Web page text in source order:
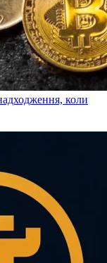
коли